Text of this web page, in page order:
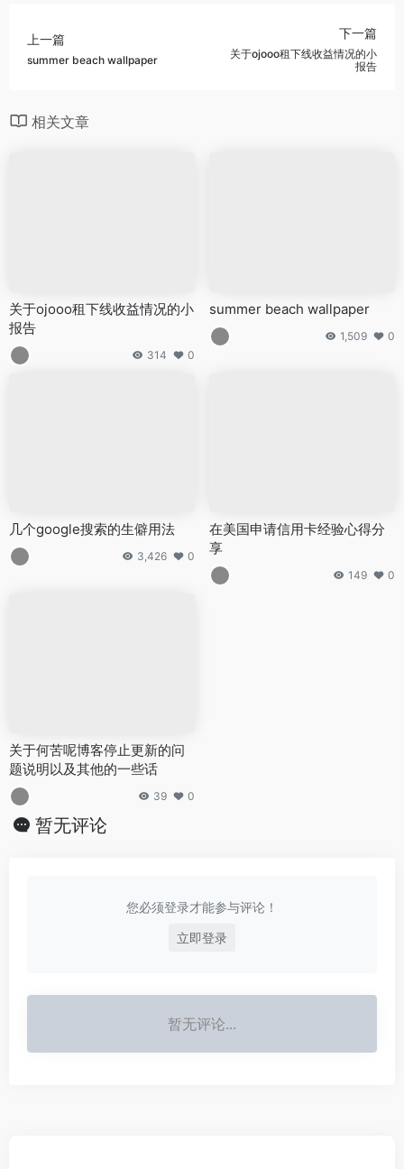
上一篇
summer beach wallpaper
下一篇
关于ojooo租下线收益情况的小
报告
相关文章
关于ojooo租下线收益情况的小
报告
314 0
summer beach wallpaper
1,509 0
几个google搜索的生僻用法
3,426 0
在美国申请信用卡经验心得分
享
149 0
关于何苦呢博客停止更新的问
题说明以及其他的一些话
39 0
暂无评论
您必须登录才能参与评论！
立即登录
暂无评论...